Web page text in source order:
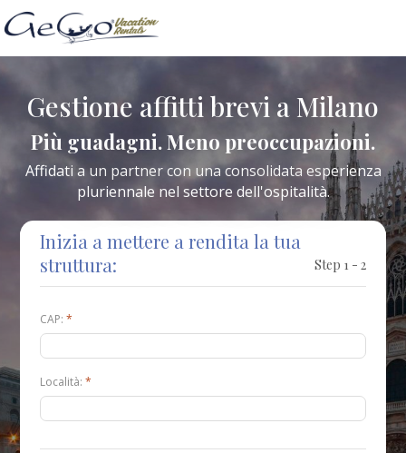
Gestione affitti brevi a Milano
Più guadagni. Meno preoccupazioni.
Affidati a un partner con una consolidata esperienza
pluriennale nel settore dell'ospitalità.
Inizia a mettere a rendita la tua
struttura:
Step 1 - 2
CAP:*
Località:*